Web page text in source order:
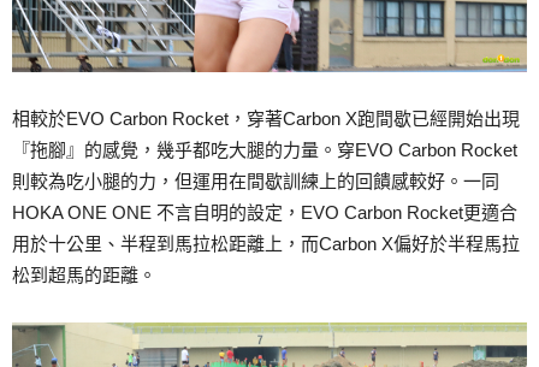
相較於EVO Carbon Rocket，穿著Carbon X跑間歇已經開始出現
『拖腳』的感覺，幾乎都吃大腿的力量。穿EVO Carbon Rocket
則較為吃小腿的力，但運用在間歇訓練上的回饋感較好。一同
HOKA ONE ONE 不言自明的設定，EVO Carbon Rocket更適合
用於十公里、半程到馬拉松距離上，而Carbon X偏好於半程馬拉
松到超馬的距離。